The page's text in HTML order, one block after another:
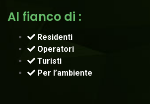
Al fianco di :
Residenti
Operatori
Turisti
Per l’ambiente